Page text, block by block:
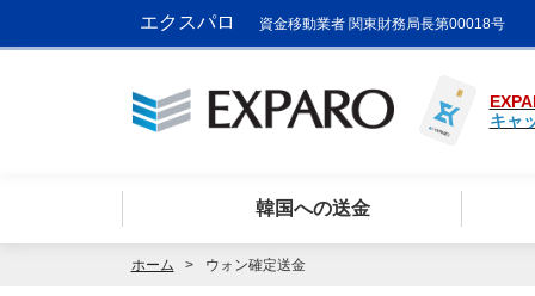
エクスパロ 資金移動業者 関東財務局長第00018号
キャ
韓国への送金
ホーム ウォン確定送金